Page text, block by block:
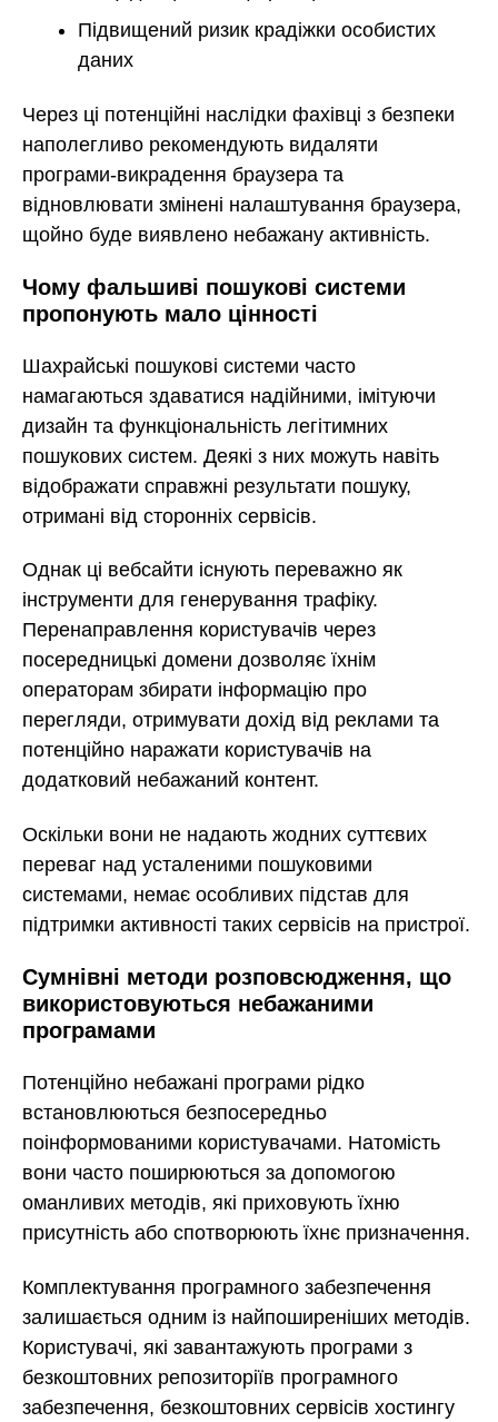
Підвищений ризик крадіжки особистих
даних
Через ці потенційні наслідки фахівці з безпеки
наполегливо рекомендують видаляти
програми-викрадення браузера та
відновлювати змінені налаштування браузера,
щойно буде виявлено небажану активність.
Чому фальшиві пошукові системи
пропонують мало цінності
Шахрайські пошукові системи часто
намагаються здаватися надійними, імітуючи
дизайн та функціональність легітимних
пошукових систем. Деякі з них можуть навіть
відображати справжні результати пошуку,
отримані від сторонніх сервісів.
Однак ці вебсайти існують переважно як
інструменти для генерування трафіку.
Перенаправлення користувачів через
посередницькі домени дозволяє їхнім
операторам збирати інформацію про
перегляди, отримувати дохід від реклами та
потенційно наражати користувачів на
додатковий небажаний контент.
Оскільки вони не надають жодних суттєвих
переваг над усталеними пошуковими
системами, немає особливих підстав для
підтримки активності таких сервісів на пристрої.
Сумнівні методи розповсюдження, що
використовуються небажаними
програмами
Потенційно небажані програми рідко
встановлюються безпосередньо
поінформованими користувачами. Натомість
вони часто поширюються за допомогою
оманливих методів, які приховують їхню
присутність або спотворюють їхнє призначення.
Комплектування програмного забезпечення
залишається одним із найпоширеніших методів.
Користувачі, які завантажують програми з
безкоштовних репозиторіїв програмного
забезпечення, безкоштовних сервісів хостингу